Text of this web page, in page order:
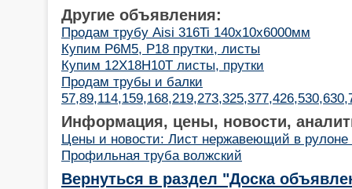
Другие объявления:
Продам трубу Aisi 316Ti 140x10x6000мм
Купим Р6М5, Р18 прутки, листы
Купим 12Х18Н10Т листы, прутки
Продам трубы и балки
Информация, цены, новости,
Цены и новости: Лист нержавеющий в рулоне
Профильная труба волжский
Вернуться в раздел "Доска